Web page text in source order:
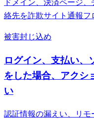
ドメイン、決済ページ
絡先を詐欺サイト通報フ
被害封じ込め
ログイン、支払い、
をした場合、アクシ
い
認証情報の漏えい、リ